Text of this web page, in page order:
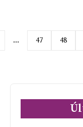
… 47 48